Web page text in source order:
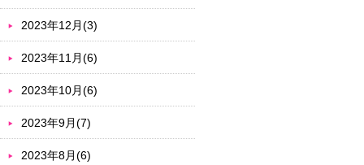
2023年12月(3)
2023年11月(6)
2023年10月(6)
2023年9月(7)
2023年8月(6)